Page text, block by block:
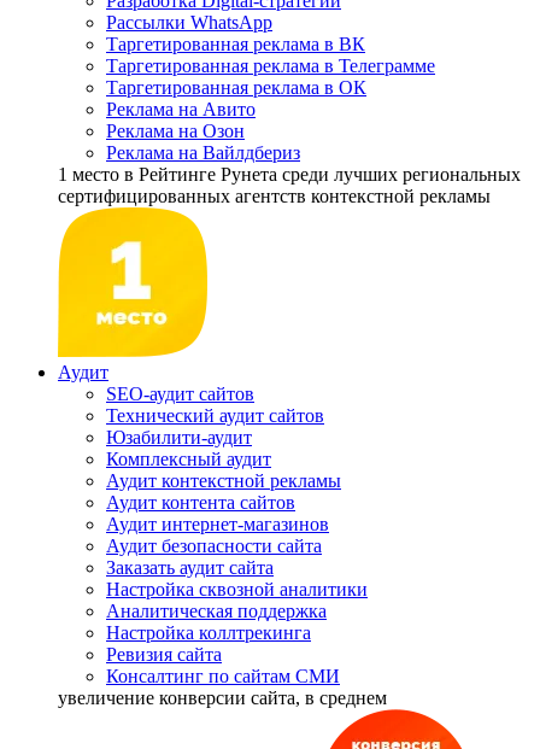
Рассылки WhatsApp
Таргетированная реклама в ВК
Таргетированная реклама в Телеграмме
Таргетированная реклама в ОК
Реклама на Авито
Реклама на Озон
Реклама на Вайлдбериз
1 место в Рейтинге Рунета cреди лучших региональных
сертифицированных агентств контекстной рекламы
Аудит
SEO-аудит сайтов
Технический аудит сайтов
Юзабилити-аудит
Комплексный аудит
Аудит контекстной рекламы
Аудит контента сайтов
Аудит интернет-магазинов
Аудит безопасности сайта
Заказать аудит сайта
Настройка сквозной аналитики
Аналитическая поддержка
Настройка коллтрекинга
Ревизия сайта
Консалтинг по сайтам СМИ
увеличение конверсии сайта, в среднем